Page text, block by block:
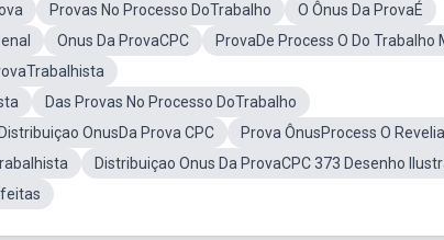
Provas No Processo DoTrabalho
O Ônus Da ProvaÉ
Onus Da ProvaCPC
ProvaDe Process O Do Trabalho
Das Provas No Processo DoTrabalho
Distribuiçao OnusDa Prova CPC
Prova ÔnusProcess O Revelia
Distribuiçao Onus Da ProvaCPC 373 Desenho